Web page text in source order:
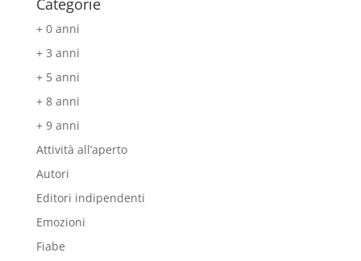
Categorie
+ 0 anni
+ 3 anni
+ 5 anni
+ 8 anni
+ 9 anni
Attività all’aperto
Autori
Editori indipendenti
Emozioni
Fiabe